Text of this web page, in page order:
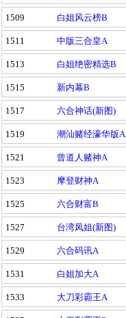
1509 白姐风云榜B
1511 中版三合皇A
1513 白姐绝密精选B
1515 新内幕B
1517 六合神话(新图)
1519 潮汕赌经濠华版A
1521 曾道人赌神A
1523 摩登财神A
1525 六合财富B
1527 台湾凤姐(新图)
1529 六合码讯A
1531 白姐加大A
1533 大刀彩霸王A